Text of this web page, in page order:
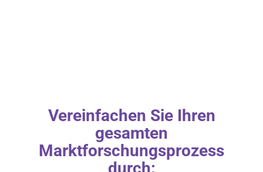
Vereinfachen Sie Ihren
gesamten
Marktforschungsprozess